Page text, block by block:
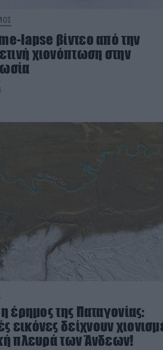
lapse βίντεο από την
χιονόπτωση στην
έρημος της Παταγονίας:
εικόνες δείχνουν
πλευρά των Άνδεων!